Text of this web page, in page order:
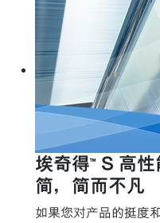
埃奇得™ S 高
简，简而不凡
如果您对产品的挺度